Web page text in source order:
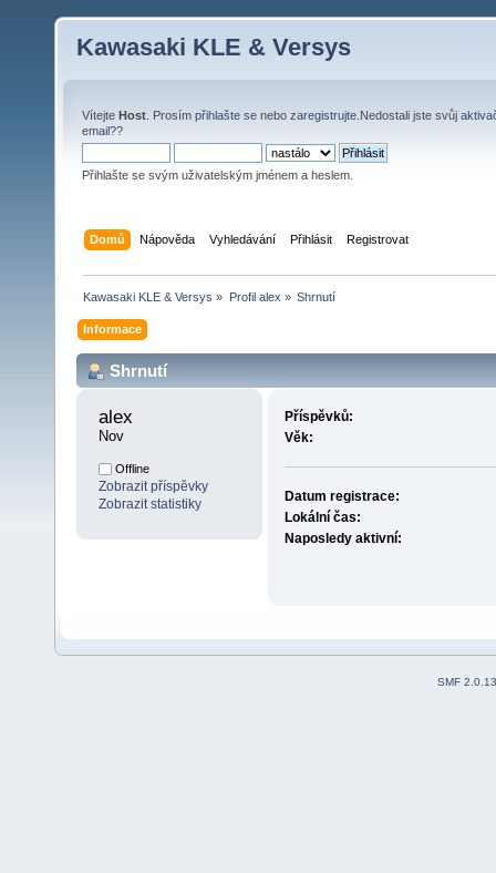
Kawasaki KLE & Versys
Vítejte Host . Prosím přihlašte se nebo zaregistrujte .Nedostali jste svůj
email??
Přihlašte se svým uživatelským jménem a heslem.
Domů Nápověda Vyhledávání Přihlásit Registrovat
Kawasaki KLE & Versys » Profil alex » Shrnutí
Informace
Shrnutí
alex
Nov
Offline
Zobrazit příspěvky
Zobrazit statistiky
Příspěvků:
Věk:
Datum registrace:
Lokální čas:
Naposledy aktivní:
SMF 2.0.13